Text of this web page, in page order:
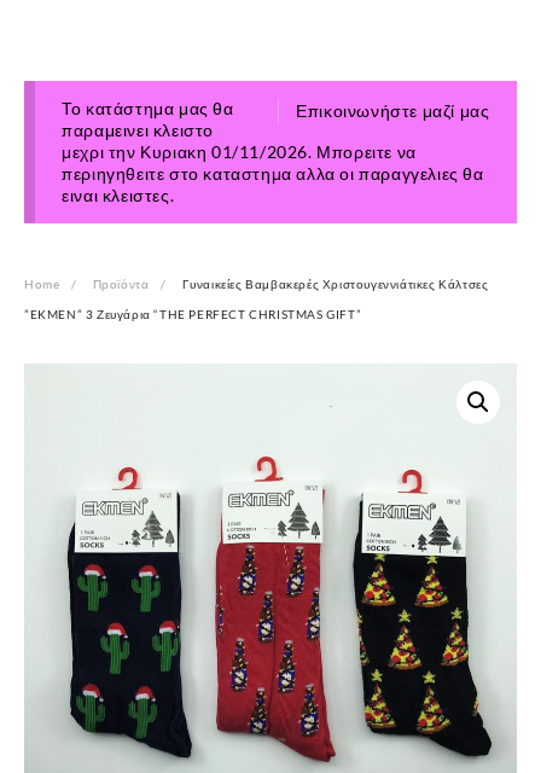
Επικοινωνήστε μαζί μας
Το κατάστημα μας θα
παραμεινει κλειστο
μεχρι την Κυριακη 01/11/2026. Μπορειτε να
περιηγηθειτε στο καταστημα αλλα οι παραγγελιες θα
ειναι κλειστες.
Home Προϊόντα Γυναικείες Βαμβακερές Χριστουγεννιάτικες Κάλτσες
”EKMEN” 3 Ζευγάρια “THE PERFECT CHRISTMAS GIFT”